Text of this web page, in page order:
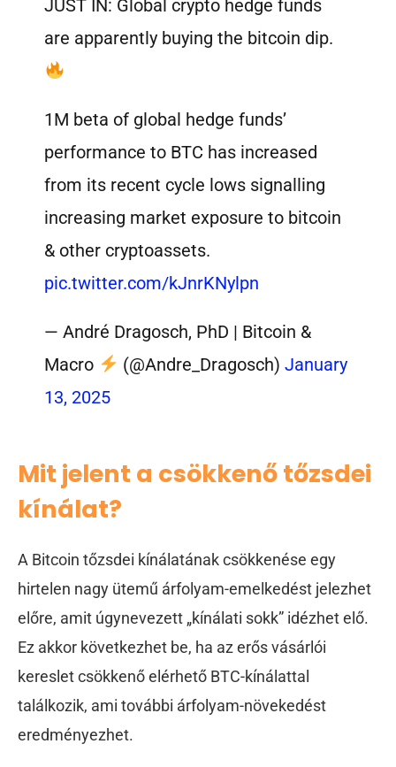
JUST IN: Global crypto hedge funds
are apparently buying the bitcoin dip.
1M beta of global hedge funds’
performance to BTC has increased
from its recent cycle lows signalling
increasing market exposure to bitcoin
& other cryptoassets.
pic.twitter.com/kJnrKNylpn
— André Dragosch, PhD | Bitcoin &
Macro
(@Andre_Dragosch)January
13, 2025
Mit jelent a csökkenő tőzsdei
kínálat?
A Bitcoin tőzsdei kínálatának csökkenése egy
hirtelen nagy ütemű árfolyam-emelkedést jelezhet
előre, amit úgynevezett „kínálati sokk” idézhet elő.
Ez akkor következhet be, ha az erős vásárlói
kereslet csökkenő elérhető BTC-kínálattal
találkozik, ami további árfolyam-növekedést
eredményezhet.